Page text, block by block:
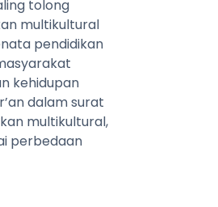
tolong
multikultural
pendidikan
kehidupan
dalam surat
multikultural,
perbedaan